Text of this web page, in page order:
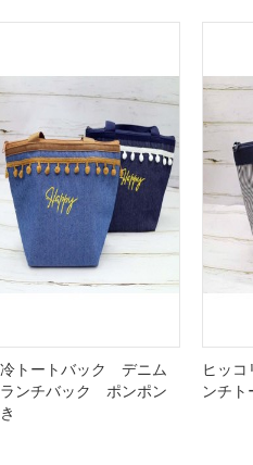
トートバック デニム
ンチバック ポンポン
ヒッ
ンチト